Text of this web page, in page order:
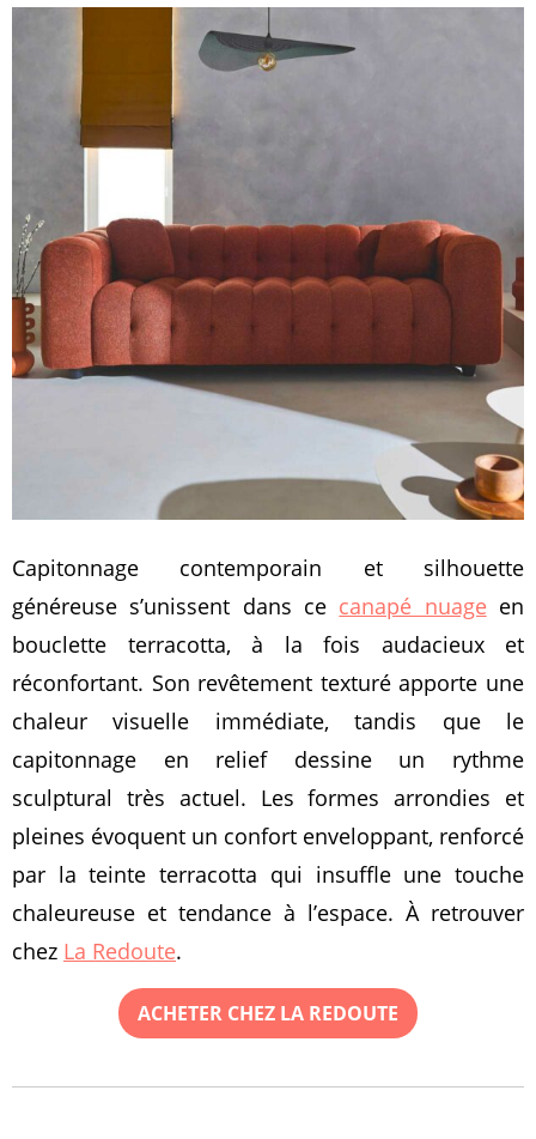
Capitonnage contemporain et silhouette
généreuse s’unissent dans ce canapé nuageen
bouclette terracotta, à la fois audacieux et
réconfortant. Son revêtement texturé apporte une
chaleur visuelle immédiate, tandis que le
capitonnage en relief dessine un rythme
sculptural très actuel. Les formes arrondies et
pleines évoquent un confort enveloppant, renforcé
par la teinte terracotta qui insuffle une touche
chaleureuse et tendance à l’espace. À retrouver
chez La Redoute.
ACHETER CHEZ LA REDOUTE